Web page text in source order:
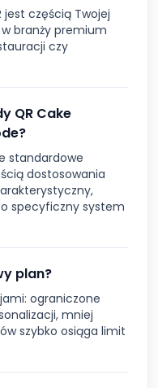
jest częścią Twojej
branży premium
czy
QR Cake
standardowe
dostosowania
specyficzny system
plan?
ograniczone
mniej
szybko osiąga limit